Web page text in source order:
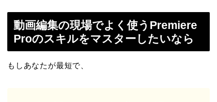
動画編集の現場でよく使うPremiere
Proのスキルをマスターしたいなら
もしあなたが最短で、